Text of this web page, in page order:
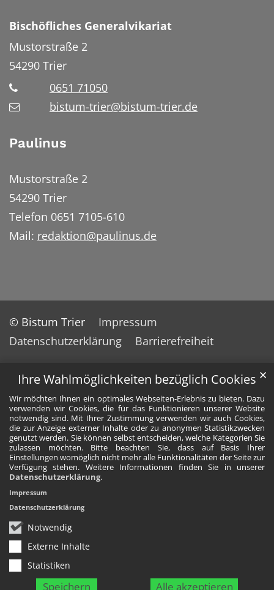
Ihre Wahlmöglichkeiten bezüglich Cookies
Wir möchten Ihnen ein optimales Webseiten-Erlebnis zu bieten. Dazu
verwenden wir Cookies, die für das Funktionieren unserer Website
notwendig sind. Mit Ihrer Zustimmung verwenden wir auch Cookies,
die zur Anzeige externer Inhalte oder zu anonymen Statistikzwecken
genutzt werden. Sie können selbst entscheiden, welche Kategorien Sie
zulassen möchten. Bitte beachten Sie, dass auf Basis Ihrer
Einstellungen womöglich nicht mehr alle Funktionalitäten der Seite zur
Verfügung stehen. Weitere Informationen finden Sie in unserer
Datenschutzerklärung.
Notwendig
Externe Inhalte
Statistiken
Speichern Alle akzeptieren
✕
Impressum
Datenschutzerklärung
Bischöfliches Generalvikariat
Mustorstraße 2
54290 Trier
0651 71050
bistum-trier@bistum-trier.de
Paulinus
Mustorstraße 2
54290 Trier
Telefon 0651 7105-610
Mail: redaktion@paulinus.de
© Bistum Trier
Impressum
Datenschutzerklärung
Barrierefreiheit